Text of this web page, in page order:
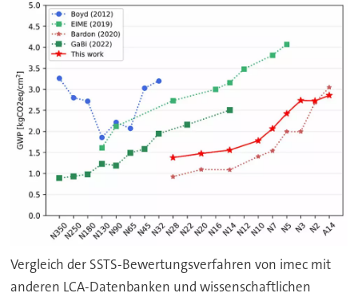
Vergleich der SSTS-Bewertungsverfahren von imec mit
anderen LCA-Datenbanken und wissenschaftlichen